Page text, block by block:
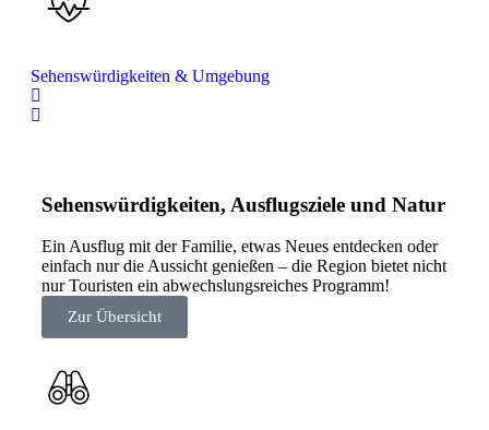
Sehenswürdigkeiten & Umgebung
Sehenswürdigkeiten, Ausflugsziele und Natur
Ein Ausflug mit der Familie, etwas Neues entdecken oder
einfach nur die Aussicht genießen – die Region bietet nicht
nur Touristen ein abwechslungsreiches Programm!
Zur Übersicht